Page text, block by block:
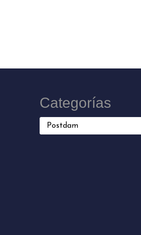
Categorías
Categorías